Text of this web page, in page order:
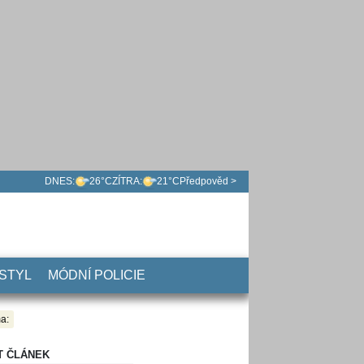
DNES: 26°CZÍTRA: 21°C Předpověd >
MÓDNÍ POLICIE
ČLÁNEK